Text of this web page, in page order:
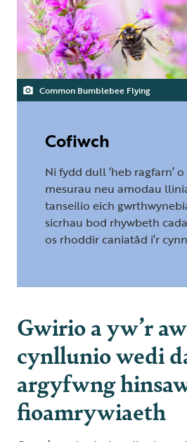
Common Bumblebee Flying
Cofiwch
Ni fydd dull ‘heb ragfarn’
mesurau neu amodau
tanseilio eich
sicrhau bod rhywbeth
os rhoddir caniatâd i’r
Gwirio a yw’r
cynllunio wedi
argyfwng
fioamrywiaeth